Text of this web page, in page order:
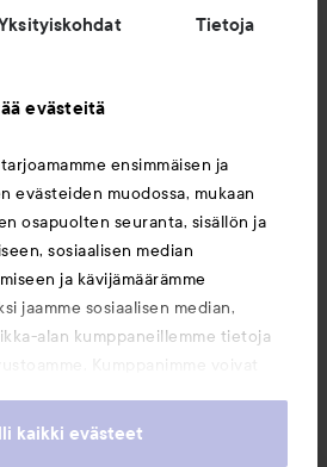
Tietoja
evästeitä
ensimmäisen ja
evästeiden muodossa, mukaan
osapuolten seuranta, sisällön ja
sosiaalisen median
ja kävijämäärämme
jaamme sosiaalisen median,
alan kumppaneillemme tietoja
kun olet käyttänyt heidän
kaikki evästeet